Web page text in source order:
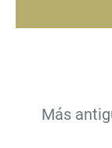
Más